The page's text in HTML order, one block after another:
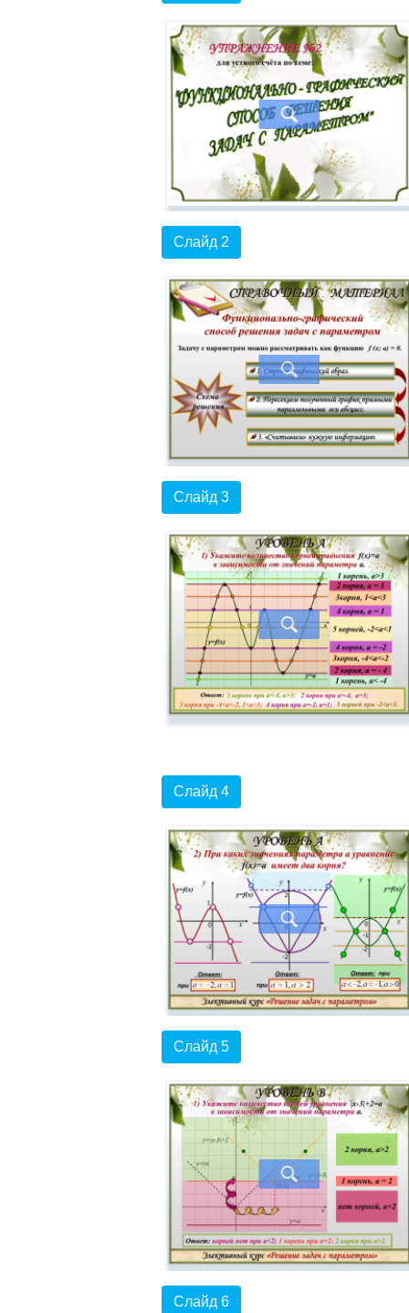
Слайд 2
Слайд 3
Слайд 4
Слайд 5
Слайд 6